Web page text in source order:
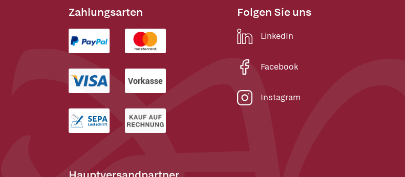
Zahlungsarten Folgen Sie uns
LinkedIn
Facebook
Instagram